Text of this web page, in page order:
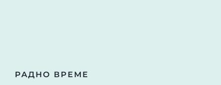
РАДНО ВРЕМЕ